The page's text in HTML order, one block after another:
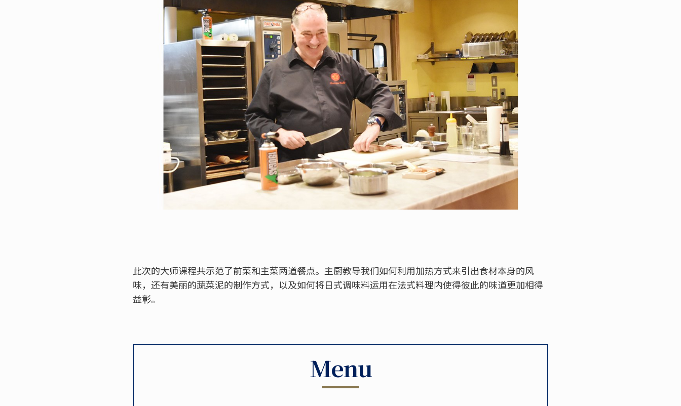
此次的大师课程共示范了前菜和主菜两道餐点。主厨教导我们如何利用加热方式来引出食材本身的风
味，还有美丽的蔬菜泥的制作方式，以及如何将日式调味料运用在法式料理内使得彼此的味道更加相得
益彰。
Menu